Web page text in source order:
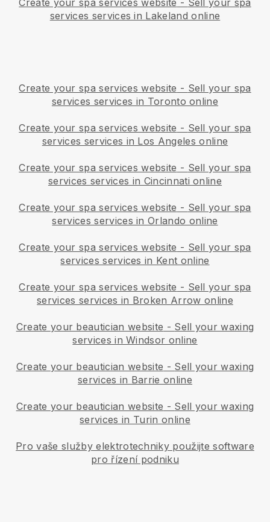
Create your spa services website - Sell your spa
services services in Lakeland online
Create your spa services website - Sell your spa
services services in Toronto online
Create your spa services website - Sell your spa
services services in Los Angeles online
Create your spa services website - Sell your spa
services services in Cincinnati online
Create your spa services website - Sell your spa
services services in Orlando online
Create your spa services website - Sell your spa
services services in Kent online
Create your spa services website - Sell your spa
services services in Broken Arrow online
Create your beautician website - Sell your waxing
services in Windsor online
Create your beautician website - Sell your waxing
services in Barrie online
Create your beautician website - Sell your waxing
services in Turin online
Pro vaše služby elektrotechniky použijte software
pro řízení podniku